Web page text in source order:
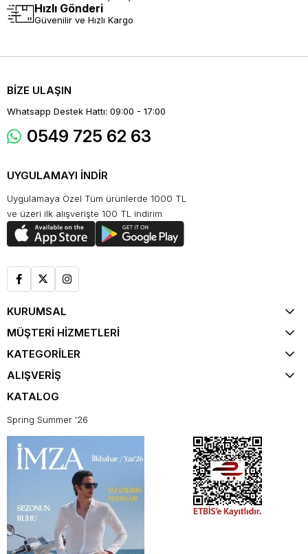
Hızlı Gönderi
Güvenilir ve Hızlı Kargo
BİZE ULAŞIN
Whatsapp Destek Hattı: 09:00 - 17:00
0549 725 62 63
UYGULAMAYI İNDİR
Uygulamaya Özel Tüm ürünlerde 1000 TL
ve üzeri ilk alışverişte 100 TL indirim
KURUMSAL
MÜŞTERİ HİZMETLERİ
KATEGORİLER
ALIŞVERİŞ
KATALOG
Spring Summer '26